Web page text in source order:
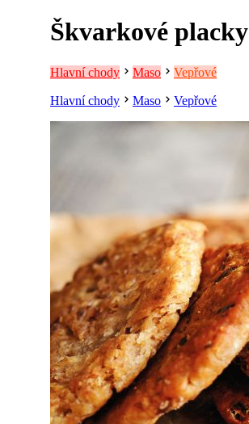
Škvarkové placky
Hlavní chody Maso Vepřové
Hlavní chody Maso Vepřové